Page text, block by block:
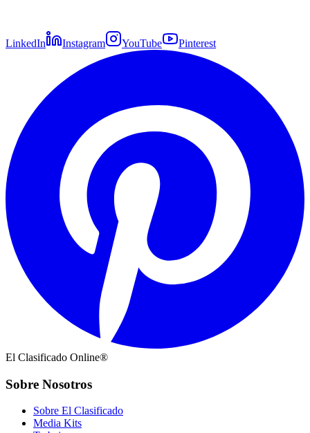
LinkedIn Instagram YouTube Pinterest
El Clasificado Online®
Sobre Nosotros
Sobre El Clasificado
Media Kits